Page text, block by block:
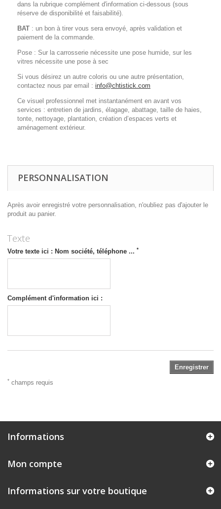
dans la rubrique complément d'information ci-dessous (sous
réserve de disponibilité et faisabilité).
BAT : un bon à tirer vous sera envoyé, après validation et
paiement de la commande.
Pose : Sur la carrosserie nécessite une pose humide, sur les
vitres nécessite une pose à sec
Si vous désirez un autre coloris ou une autre présentation,
contactez nous par email : info@chtistick.com
Ce visuel professionnel met instantanément en avant vos
services : entretien de jardins, élagage, abattage, taille de haies,
tonte, nettoyage, plantation, création d’espaces verts et
aménagement extérieur.
PERSONNALISATION
Après avoir enregistré votre personnalisation, n'oubliez pas d'ajouter le
produit au panier.
Texte
Votre texte ici : Nom société, téléphone ... *
Complément d'information ici :
Enregistrer
* champs requis
Informations
Mon compte
Informations sur votre boutique